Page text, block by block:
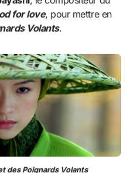
for love, pour mettre en
Volants.
des Poignards Volants